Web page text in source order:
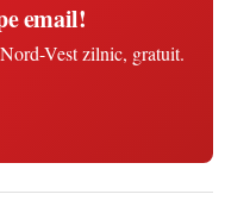
email!
Vest zilnic, gratuit.